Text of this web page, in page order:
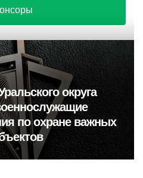
округа
по охране важных